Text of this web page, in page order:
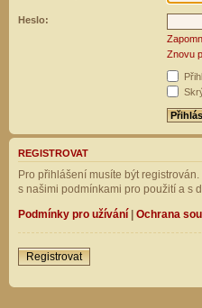
Heslo:
Znovu
REGISTROVAT
Pro přihlášení musíte být
s našimi podmínkami pro použití a s
Podmínky pro užívání | Ochrana
Registrovat